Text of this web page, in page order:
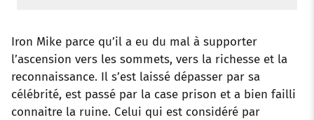
Iron Mike parce qu’il a eu du mal à supporter
l’ascension vers les sommets, vers la richesse et la
reconnaissance. Il s’est laissé dépasser par sa
célébrité, est passé par la case prison et a bien failli
connaitre la ruine. Celui qui est considéré par